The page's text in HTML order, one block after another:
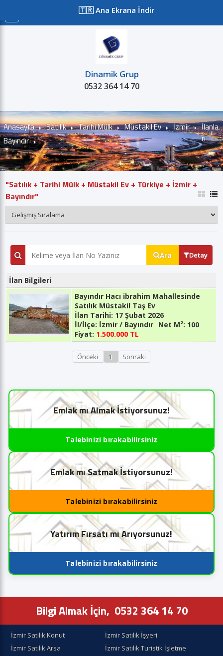
🇹🇷 Ana Ekrana İndir
Dinamik Grup
0532 364 14 70
Kiralık Projeler
Anasayfa Satılık Tarihi Mülk Müstakil Ev
İzmir
Bayındır
İlanla
rı
"Satılık + Tarihi Mülk + Müstakil Ev + Türkiye + İzmir +
Bayındır"
Ara Detay
İlan Bilgileri
Bayındır Hacı ibrahim Mahallesinde
Satılık Müstakil Taş Ev
İlan Tarihi: 17 Şubat 2026
İl/İlçe: İzmir / Bayındır Net M²: 100
Fiyat: 1.500.000 TL
Önceki 1 Sonraki
Emlak mı Almak İstiyorsunuz!
Talebinizi bırakabilirsiniz
Emlak mı Satmak İstiyorsunuz!
Talebinizi bırakabilirsiniz
Yatırım Fırsatı mı Arıyorsunuz!
Talebinizi bırakabilirsiniz
Bilgi Almak İçin, 0532 364 14 70
İzmir Satılık Konut
İzmir Satılık İşyeri
İzmir Satılık Arsa
İzmir Satılık Turistik İşletme